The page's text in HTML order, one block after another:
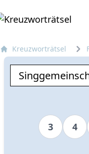
Kreuzworträtsel
3
4